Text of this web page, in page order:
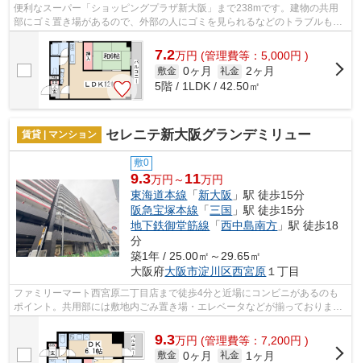
便利なスーパー「ショッピングプラザ新大阪」まで238mです。建物の共用
部にゴミ置き場があるので、外部の人にゴミを見られるなどのトラブルも防
7.2万円 (管理費等：5,000円 )
敷金 0ヶ月 礼金
2ヶ月
5階 / 1LDK / 42.50㎡
賃貸 | マンション セレニテ新大阪グランデミリュー
敷0
9.3万円～ 11万円
東海道本線 「新大阪 」駅 徒歩15分
阪急宝塚本線 「三国 」駅 徒歩15分
地下鉄御堂筋線 「西中島南方 」駅 徒歩18
分
築1年 / 25.00㎡～29.65㎡
大阪府大阪市淀川区西宮原１丁目
ファミリーマート西宮原二丁目店まで徒歩4分と近場にコンビニがあるのも
ポイント。共用部には敷地内ごみ置き場・エレベータなどが揃っておりま
9.3万円 (管理費等：7,200円 )
敷金 0ヶ月 礼金
1ヶ月